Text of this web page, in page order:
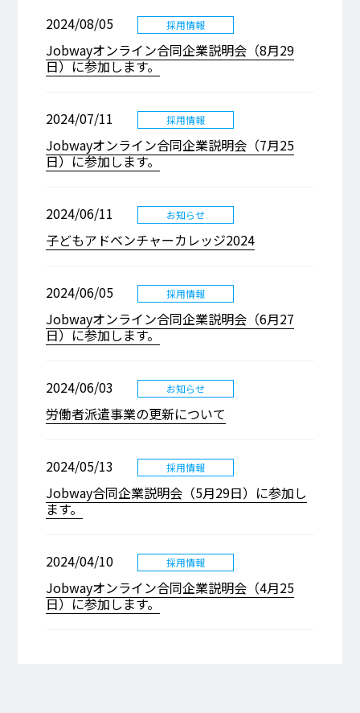
2024/08/05 採用情報
Jobwayオンライン合同企業説明会（8月29
日）に参加します。
2024/07/11 採用情報
Jobwayオンライン合同企業説明会（7月25
日）に参加します。
2024/06/11 お知らせ
子どもアドベンチャーカレッジ2024
2024/06/05 採用情報
Jobwayオンライン合同企業説明会（6月27
日）に参加します。
2024/06/03 お知らせ
労働者派遣事業の更新について
2024/05/13 採用情報
Jobway合同企業説明会（5月29日）に参加し
ます。
2024/04/10 採用情報
Jobwayオンライン合同企業説明会（4月25
日）に参加します。